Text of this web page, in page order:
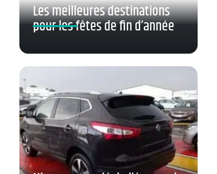
Les meilleures destinations
pour les fêtes de fin d’année